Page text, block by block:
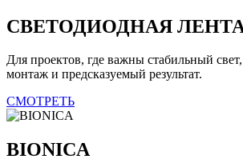
СВЕТОДИОДНАЯ
Для проектов, где важны стабильный
монтаж и предсказуемый результат.
СМОТРЕТЬ
BIONICA